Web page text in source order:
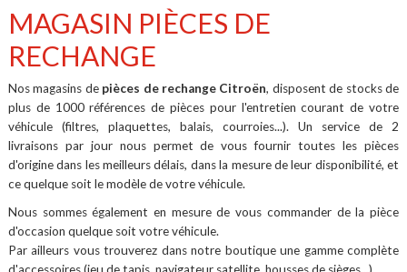
MAGASIN PIÈCES DE
RECHANGE
Nos magasins de pièces de rechange Citroën, disposent de stocks de
plus de 1000 références de pièces pour l'entretien courant de votre
véhicule (filtres, plaquettes, balais, courroies...). Un service de 2
livraisons par jour nous permet de vous fournir toutes les pièces
d'origine dans les meilleurs délais, dans la mesure de leur disponibilité, et
ce quelque soit le modèle de votre véhicule.
Nous sommes également en mesure de vous commander de la pièce
d'occasion quelque soit votre véhicule.
Par ailleurs vous trouverez dans notre boutique une gamme complète